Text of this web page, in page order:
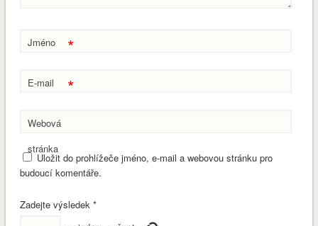
Jméno *
E-mail *
Webová
stránka
Uložit do prohlížeče jméno, e-mail a webovou stránku pro
budoucí komentáře.
Zadejte výsledek*